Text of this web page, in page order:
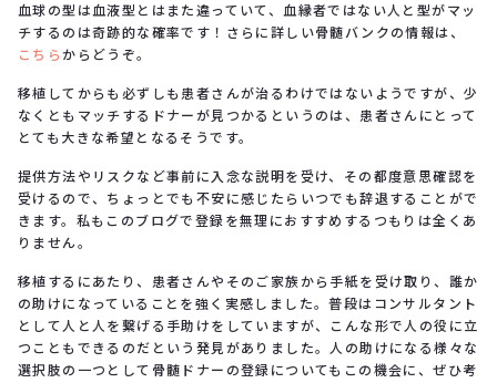
血球の型は血液型とはまた違っていて、血縁者ではない人と型がマッ
チするのは奇跡的な確率です！さらに詳しい骨髄バンクの情報は、
こちらからどうぞ。
移植してからも必ずしも患者さんが治るわけではないようですが、少
なくともマッチするドナーが見つかるというのは、患者さんにとって
とても大きな希望となるそうです。
提供方法やリスクなど事前に入念な説明を受け、その都度意思確認を
受けるので、ちょっとでも不安に感じたらいつでも辞退することがで
きます。私もこのブログで登録を無理におすすめするつもりは全くあ
りません。
移植するにあたり、患者さんやそのご家族から手紙を受け取り、誰か
の助けになっていることを強く実感しました。普段はコンサルタント
として人と人を繋げる手助けをしていますが、こんな形で人の役に立
つこともできるのだという発見がありました。人の助けになる様々な
選択肢の一つとして骨髄ドナーの登録についてもこの機会に、ぜひ考